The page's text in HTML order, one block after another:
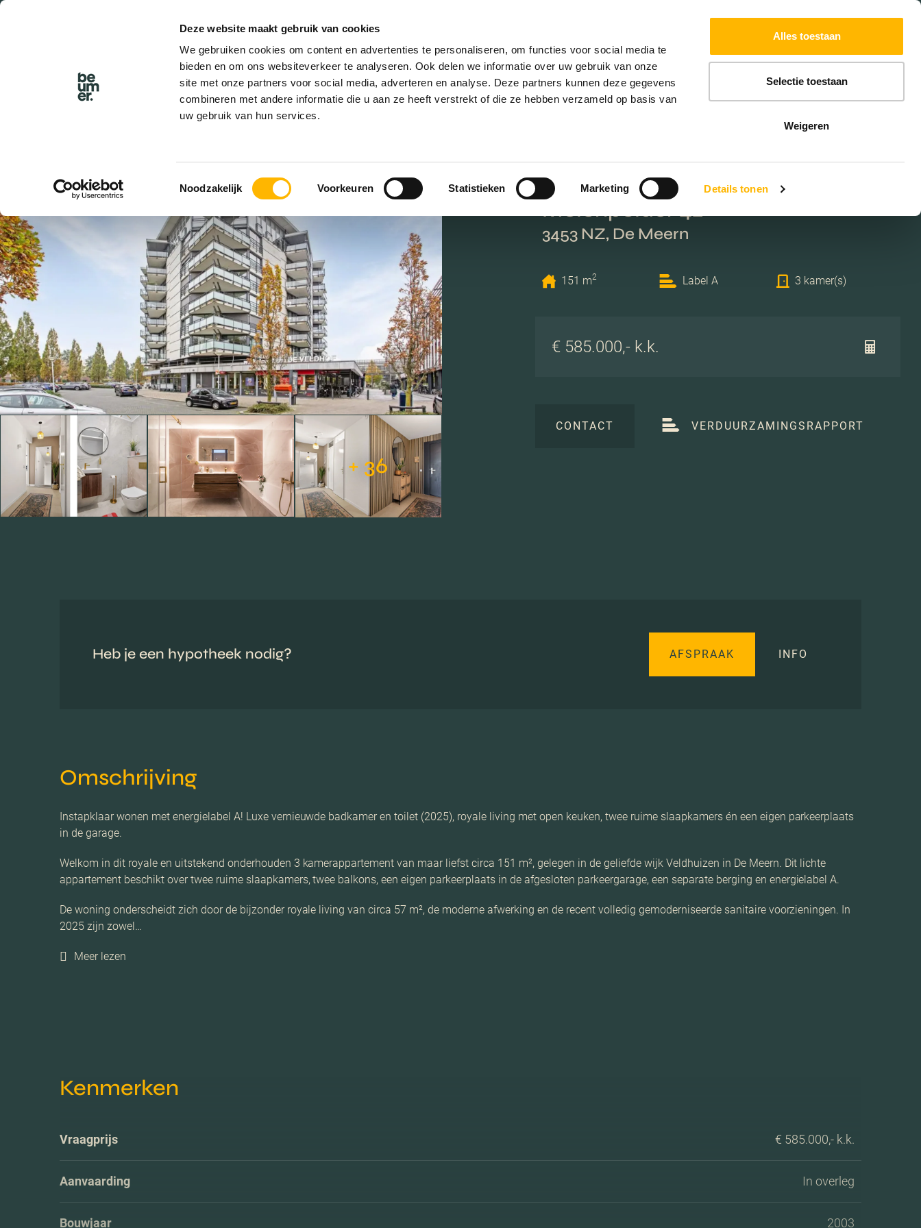
Deze website maakt gebruik van cookies
We gebruiken cookies om content en advertenties te personaliseren, om functies voor social media te
bieden en om ons websiteverkeer te analyseren. Ook delen we informatie over uw gebruik van onze
site met onze partners voor social media, adverteren en analyse. Deze partners kunnen deze gegevens
combineren met andere informatie die u aan ze heeft verstrekt of die ze hebben verzameld op basis van
uw gebruik van hun services.
Toestemmingsselectie
Noodzakelijk Voorkeuren Statistieken Marketing Details tonen
Alles toestaan
Selectie toestaan
Weigeren
+ 36
Molenpolder 42
3453 NZ, De Meern
151 m2 Label A 3 kamer(s)
€ 585.000,- k.k.
CONTACT VERDUURZAMINGSRAPPORT
Heb je een hypotheek nodig? AFSPRAAK INFO
Omschrijving
Instapklaar wonen met energielabel A! Luxe vernieuwde badkamer en toilet (2025), royale living met open keuken, twee ruime slaapkamers én een eigen parkeerplaats
in de garage.
Welkom in dit royale en uitstekend onderhouden 3 kamerappartement van maar liefst circa 151 m², gelegen in de geliefde wijk Veldhuizen in De Meern. Dit lichte
appartement beschikt over twee ruime slaapkamers, twee balkons, een eigen parkeerplaats in de afgesloten parkeergarage, een separate berging en energielabel A.
De woning onderscheidt zich door de bijzonder royale living van circa 57 m², de moderne afwerking en de recent volledig gemoderniseerde sanitaire voorzieningen. In
2025 zijn zowel…
Meer lezen
Kenmerken
Vraagprijs € 585.000,- k.k.
Aanvaarding In overleg
Bouwjaar 2003